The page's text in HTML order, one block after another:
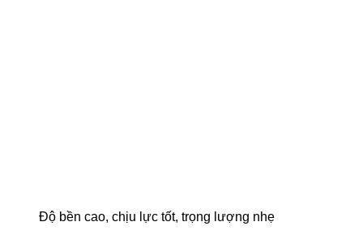
Độ bền cao, chịu lực tốt, trọng lượng nhẹ